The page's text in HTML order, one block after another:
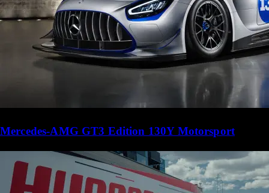
Mercedes-AMG GT3 Edition 130Y Motorsport